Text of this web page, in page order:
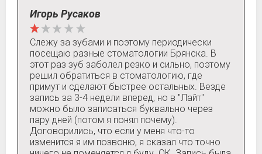
Игорь Русаков
Слежу за зубами и поэтому периодически
посещаю разные стоматологии Брянска. В
этот раз зуб заболел резко и сильно, поэтому
решил обратиться в стоматологию, где
примут и сделают быстрее остальных. Везде
запись за 3-4 недели вперед, но в "Лайт"
можно было записаться буквально через
пару дней (потом я понял почему).
Договорились, что если у меня что-то
изменится я им позвоню, я сказал что точно